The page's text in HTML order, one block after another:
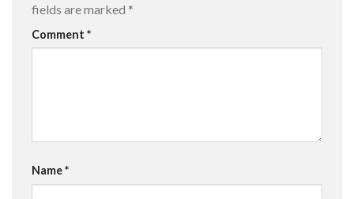
fields are marked *
Comment *
Name*